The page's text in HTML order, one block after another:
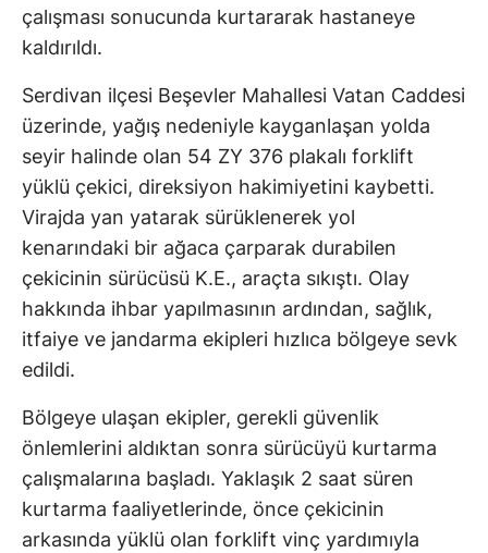
çalışması sonucunda kurtararak hastaneye
kaldırıldı.
Serdivan ilçesi Beşevler Mahallesi Vatan Caddesi
üzerinde, yağış nedeniyle kayganlaşan yolda
seyir halinde olan 54 ZY 376 plakalı forklift
yüklü çekici, direksiyon hakimiyetini kaybetti.
Virajda yan yatarak sürüklenerek yol
kenarındaki bir ağaca çarparak durabilen
çekicinin sürücüsü K.E., araçta sıkıştı. Olay
hakkında ihbar yapılmasının ardından, sağlık,
itfaiye ve jandarma ekipleri hızlıca bölgeye sevk
edildi.
Bölgeye ulaşan ekipler, gerekli güvenlik
önlemlerini aldıktan sonra sürücüyü kurtarma
çalışmalarına başladı. Yaklaşık 2 saat süren
kurtarma faaliyetlerinde, önce çekicinin
arkasında yüklü olan forklift vinç yardımıyla